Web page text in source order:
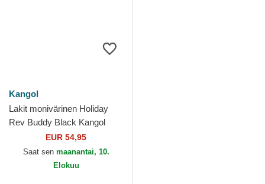
Kangol
Lakit monivärinen Holiday
Rev Buddy Black Kangol
EUR 54,95
Saat sen maanantai, 10.
Elokuu